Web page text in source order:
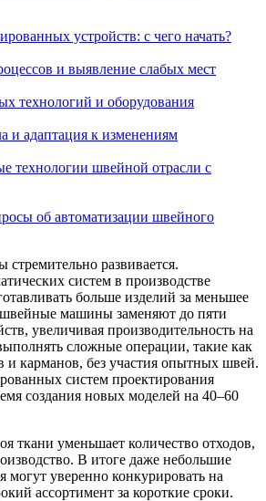
устройств: с чего начать?
и выявление слабых мест
технологий и оборудования
и адаптация к изменениям
технологии швейной отрасли с
об автоматизации швейного
развивается.
систем в производстве
больше изделий за меньшее
машины заменяют до пяти
увеличивая производительность на
сложные операции, такие как
и карманов, без участия опытных швей.
систем проектирования
создания новых моделей на 40–60
ткани уменьшает количество отходов,
В итоге даже небольшие
уверенно конкурировать на
ассортимент за короткие сроки.